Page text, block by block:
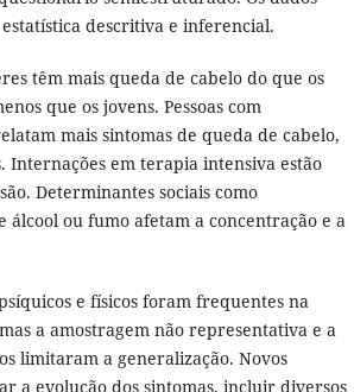
descritiva e inferencial.
têm mais queda de cabelo do que os
que os jovens. Pessoas com
mais sintomas de queda de cabelo,
Internações em terapia intensiva estão
Determinantes sociais como
álcool ou fumo afetam a concentração e a
e físicos foram frequentes na
a amostragem não representativa e a
limitaram a generalização. Novos
a evolução dos sintomas, incluir diversos